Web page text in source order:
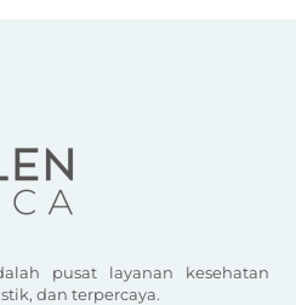
pusat layanan kesehatan
dan terpercaya.